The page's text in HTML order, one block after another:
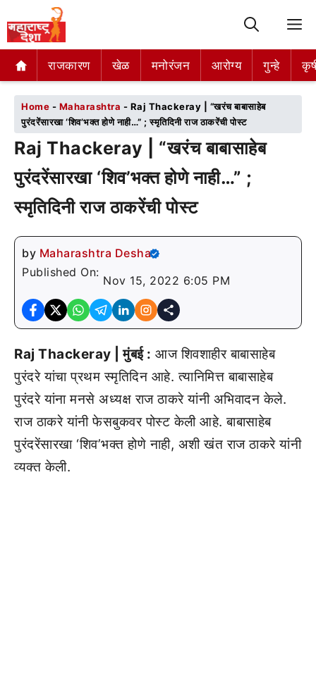
राजकारण खेळ मनोरंजन आरोग्य गुन्हे
राजकारण खेळ मनोरंजन आरोग्य गुन्हे
Home - Maharashtra - Raj Thackeray | “खरंच बाबासाहेब
पुरंदरेंसारखा ‘शिव’भक्त होणे नाही…” ; स्मृतिदिनी राज ठाकरेंची पोस्ट
Raj Thackeray | “खरंच बाबासाहेब
पुरंदरेंसारखा ‘शिव’भक्त होणे नाही…” ;
स्मृतिदिनी राज ठाकरेंची पोस्ट
by Maharashtra Desha
Published On:
Nov 15, 2022 6:05 PM
Raj Thackeray | मुंबई : आज शिवशाहीर बाबासाहेब
पुरंदरे यांचा प्रथम स्मृतिदिन आहे. त्यानिमित्त बाबासाहेब
पुरंदरे यांना मनसे अध्यक्ष राज ठाकरे यांनी अभिवादन केले.
राज ठाकरे यांनी फेसबुकवर पोस्ट केली आहे. बाबासाहेब
पुरंदरेंसारखा ‘शिव’भक्त होणे नाही, अशी खंत राज ठाकरे यांनी
व्यक्त केली.